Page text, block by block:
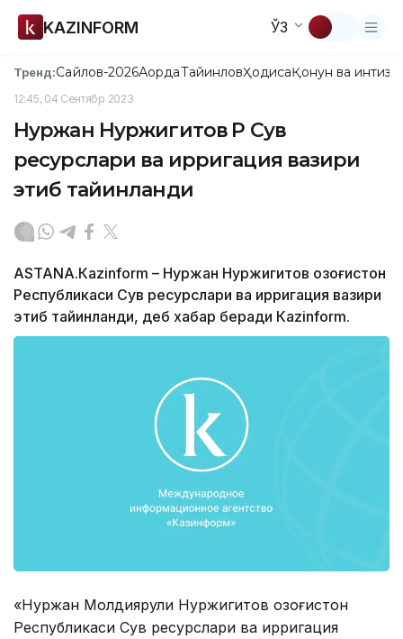
KAZINFORM ЎЗ
Тренд:Сайлов-2026АқордаТайинловҲодисаҚонун ва
12:45, 04 Сентябр 2023
Нуржан Нуржигитов ҚР Сув
ресурслари ва ирригация вазири
этиб тайинланди
АSTANA.Каzinform – Нуржан Нуржигитов Қозоғистон
Республикаси Сув ресурслари ва ирригация вазири
этиб тайинланди, деб хабар беради Кazinform.
«Нуржан Молдиярули Нуржигитов Қозоғистон
Республикаси Сув ресурслари ва ирригация